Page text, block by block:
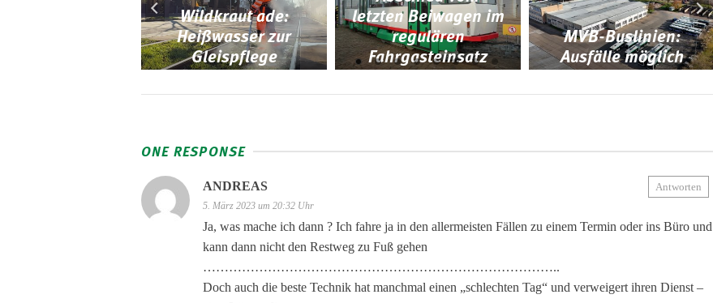
Wildkraut ade:
Heißwasser zur
Gleispflege
letzten Beiwagen im
regulären
Fahrgasteinsatz
MVB-Buslinien:
Ausfälle möglich
ONE RESPONSE
ANDREAS
5. März 2023 um 20:32 Uhr
Ja, was mache ich dann ? Ich fahre ja in den allermeisten Fällen zu einem Termin oder ins Büro und
kann dann nicht den Restweg zu Fuß gehen
………………………………………………………………………..
Doch auch die beste Technik hat manchmal einen „schlechten Tag“ und verweigert ihren Dienst –
Antworten